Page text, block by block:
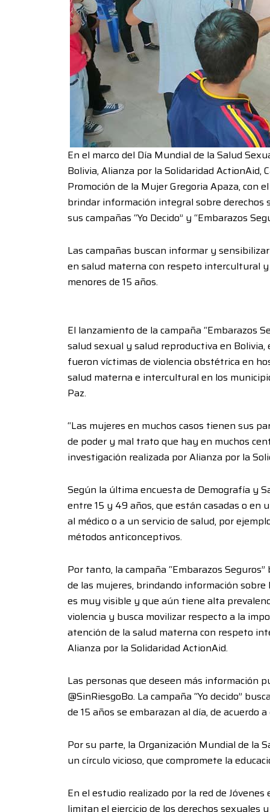
En el marco del Día Mundial de la Salud
Bolivia, Alianza por la Solidaridad ActionAid,
Promoción de la Mujer Gregoria Apaza, con
brindar información integral sobre derechos
sus campañas “Yo Decido” y “Embarazos
Las campañas buscan informar y
en salud materna con respeto intercultural
menores de 15 años.
El lanzamiento de la campaña “Embarazos
salud sexual y salud reproductiva en
fueron víctimas de violencia obstétrica en
salud materna e intercultural en los
Paz.
“Las mujeres en muchos casos tienen sus
de poder y mal trato que hay en muchos
investigación realizada por Alianza por la
Según la última encuesta de Demografía y
entre 15 y 49 años, que están casadas o
al médico o a un servicio de salud, por
métodos anticonceptivos.
Por tanto, la campaña “Embarazos
de las mujeres, brindando información
es muy visible y que aún tiene alta
violencia y busca movilizar respecto a la
atención de la salud materna con respeto
Alianza por la Solidaridad ActionAid.
Las personas que deseen más información
@SinRiesgoBo. La campaña “Yo decido”
de 15 años se embarazan al día, de acuerdo
Por su parte, la Organización Mundial de la
un círculo vicioso, que compromete la
En el estudio realizado por la red de
limitan el ejercicio de los derechos sexuales